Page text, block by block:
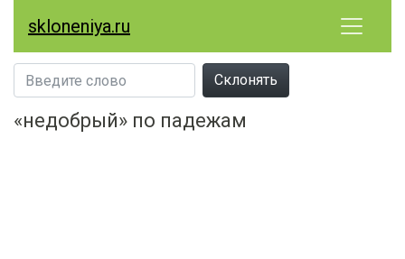
skloneniya.ru
Склонять
«недобрый» по падежам